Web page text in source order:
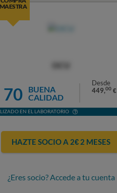
MAESTRA
70
BUENA
CALIDAD
Desde
449,00 €
EN EL LABORATORIO
HAZTE SOCIO A 2€ 2 MESES
¿Eres socio? Accede a tu cuenta